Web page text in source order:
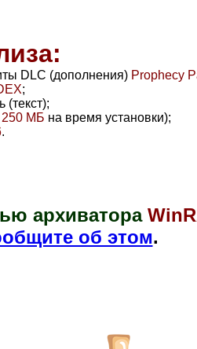
DLC (дополнения) Prophecy
;
(текст);
250 МБ на время установки);
.
архиватора
об этом.